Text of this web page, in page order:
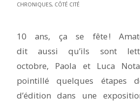
CHRONIQUES, CÔTÉ CITÉ
10 ans, ça se fête !
dit aussi qu’ils sont
octobre, Paola et Luca
pointillé quelques étapes
d’édition dans une